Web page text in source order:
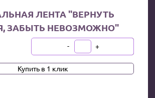
ЛЕНТА "ВЕРНУТЬ
ЗАБЫТЬ НЕВОЗМОЖНО"
В КОРЗИНУ
- +
Купить в 1 клик